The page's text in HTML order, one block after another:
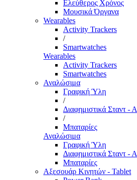
Ελεύθερος Χρόνος
Μουσικά Όργανα
Wearables
Activity Trackers
/
Smartwatches
Wearables
Activity Trackers
Smartwatches
Αναλώσιμα
Γραφική Ύλη
/
Διαφημιστικά Σταντ -
/
Μπαταρίες
Αναλώσιμα
Γραφική Ύλη
Διαφημιστικά Σταντ -
Μπαταρίες
Αξεσουάρ Κινητών - Tablet